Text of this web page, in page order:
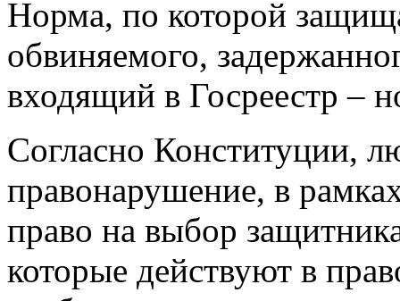
Норма, по которой
обвиняемого,
входящий в Госреестр –
Согласно Конституции,